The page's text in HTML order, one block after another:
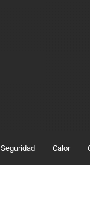
Seguridad Calor